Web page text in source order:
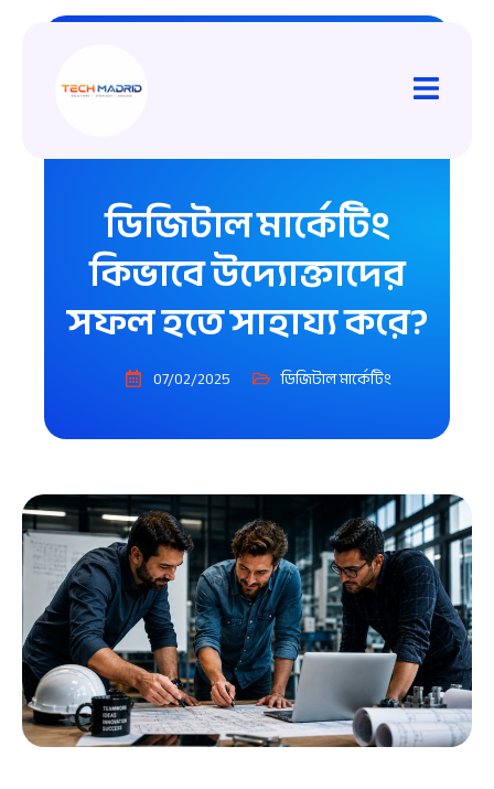
ডিজিটাল মার্কেটিং
কিভাবে উদ্যোক্তাদের
সফল হতে সাহায্য করে?
07/02/2025 ডিজিটাল মার্কেটিং